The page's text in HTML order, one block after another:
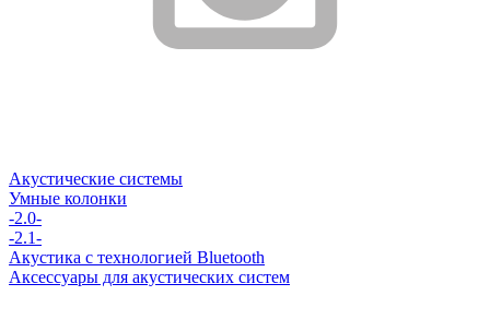
Акустические системы
Умные колонки
-2.0-
-2.1-
Акустика с технологией Bluetooth
Аксессуары для акустических систем